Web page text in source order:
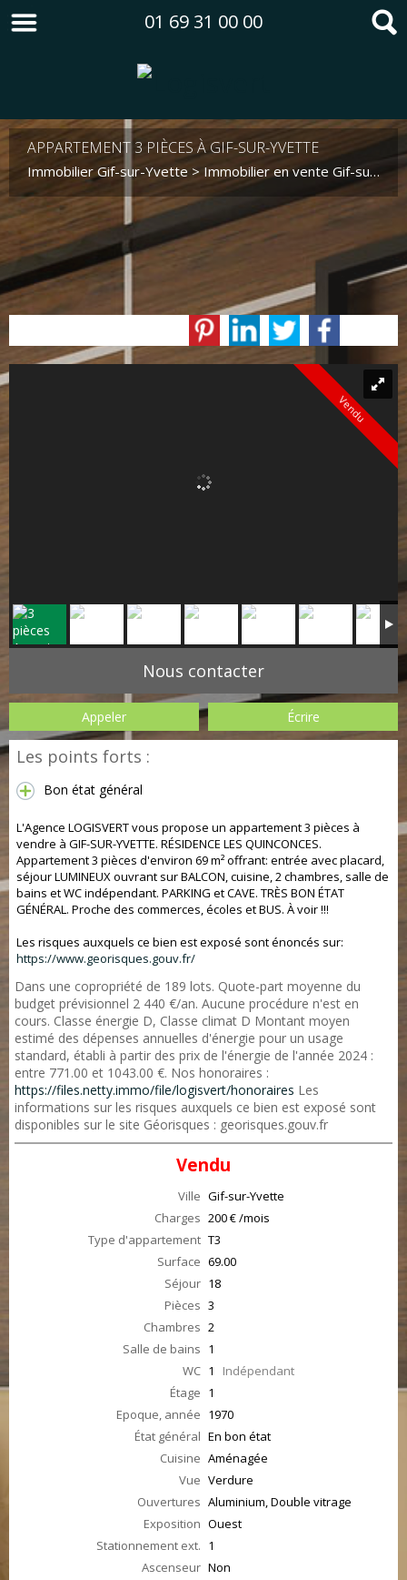
01 69 31 00 00
APPARTEMENT 3 PIÈCES À GIF-SUR-YVETTE
Immobilier Gif-sur-Yvette > Immobilier en vente Gif-sur-Yvette
Vendu
Nous contacter
Appeler Écrire
Les points forts :
Bon état général
L'Agence LOGISVERT vous propose un appartement 3 pièces à
vendre à GIF-SUR-YVETTE. RÉSIDENCE LES QUINCONCES.
Appartement 3 pièces d'environ 69 m² offrant: entrée avec placard,
séjour LUMINEUX ouvrant sur BALCON, cuisine, 2 chambres, salle de
bains et WC indépendant. PARKING et CAVE. TRÈS BON ÉTAT
GÉNÉRAL. Proche des commerces, écoles et BUS. À voir !!!
Les risques auxquels ce bien est exposé sont énoncés sur:
https://www.georisques.gouv.fr/
Dans une copropriété de 189 lots. Quote-part moyenne du
budget prévisionnel 2 440 €/an. Aucune procédure n'est en
cours. Classe énergie D, Classe climat D Montant moyen
estimé des dépenses annuelles d'énergie pour un usage
standard, établi à partir des prix de l'énergie de l'année 2024 :
entre 771.00 et 1043.00 €. Nos honoraires :
https://files.netty.immo/file/logisvert/honoraires Les
informations sur les risques auxquels ce bien est exposé sont
disponibles sur le site Géorisques : georisques.gouv.fr
Vendu
Ville Gif-sur-Yvette
Charges 200 € /mois
Type d'appartement T3
Surface 69.00
Séjour 18
Pièces 3
Chambres 2
Salle de bains 1
WC 1 Indépendant
Étage 1
Epoque, année 1970
État général En bon état
Cuisine Aménagée
Vue Verdure
Ouvertures Aluminium, Double vitrage
Exposition Ouest
Stationnement ext. 1
Ascenseur Non